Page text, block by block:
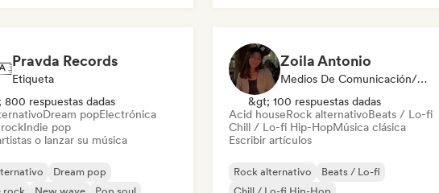
Pravda Records
Etiqueta
800 respuestas dadas
Dream popElectrónica
Indie pop
o lanzar su música
Dream pop
Zoila Antonio
Medios De Comunicación/Periodista
&gt; 100 respuestas dadas
Acid houseRock alternativoBeats / Lo-fi
Chill / Lo-fi Hip-HopMúsica clásica
Escribir artículos
Rock alternativo
Beats / Lo-fi